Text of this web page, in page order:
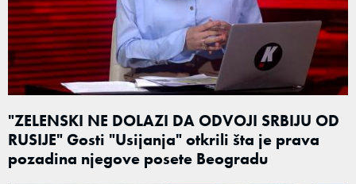
"ZELENSKI NE DOLAZI DA ODVOJI SRBIJU OD
RUSIJE" Gosti "Usijanja" otkrili šta je prava
pozadina njegove posete Beogradu